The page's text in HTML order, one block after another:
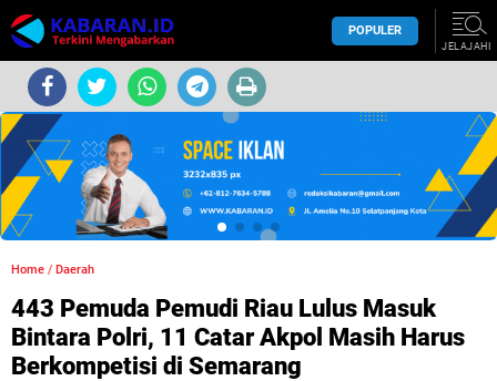
POPULER
JELAJAHI
Home / Daerah
443 Pemuda Pemudi Riau Lulus Masuk
Bintara Polri, 11 Catar Akpol Masih Harus
Berkompetisi di Semarang